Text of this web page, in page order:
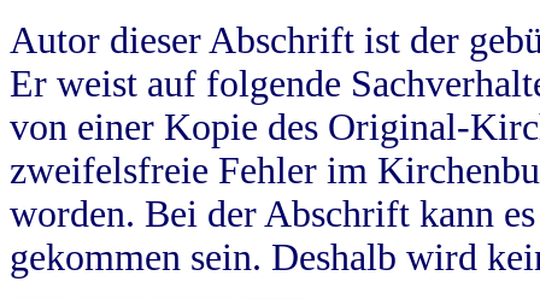
Autor dieser Abschrift ist der
Er weist auf folgende
von einer Kopie des Original-
zweifelsfreie Fehler im
worden. Bei der Abschrift kann
gekommen sein. Deshalb wird